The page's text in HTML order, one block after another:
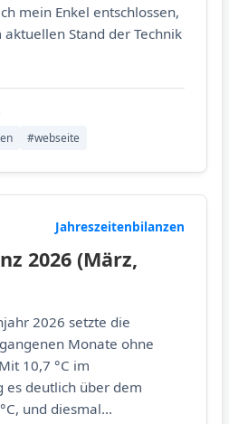
mein Enkel entschlossen,
aktuellen Stand der Technik
#webseite
Jahreszeitenbilanzen
2026 (März,
2026 setzte die
Monate ohne
10,7 °C im
deutlich über dem
und diesmal...